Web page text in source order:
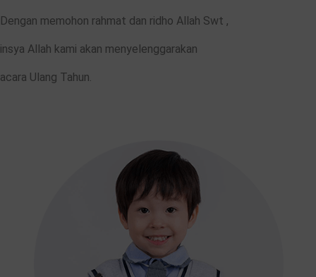
Dengan memohon rahmat dan ridho Allah Swt ,
insya Allah kami akan menyelenggarakan
acara Ulang Tahun.